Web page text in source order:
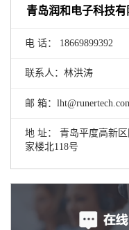
青岛润和电子科技有
电 话： 18669899392
联系人：林洪涛
邮 箱：
地 址： 青岛平度高新
家楼北118号